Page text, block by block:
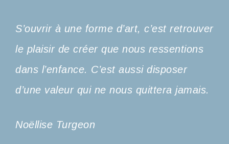
S’ouvrir à une forme d’art, c’est retrouver
le plaisir de créer que nous ressentions
dans l’enfance. C’est aussi disposer
d’une valeur qui ne nous quittera jamais.
Noëllise Turgeon